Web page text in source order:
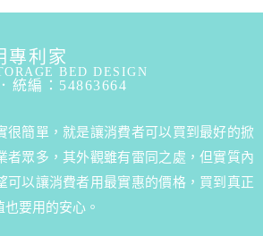
專利家
BED DESIGN
統編：54863664
很簡單，就是讓消費者可以買到最好的掀
者眾多，其外觀雖有雷同之處，但實質內
可以讓消費者用最實惠的價格，買到真正
要用的安心。